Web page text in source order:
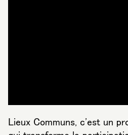
Lieux Communs, c'est un